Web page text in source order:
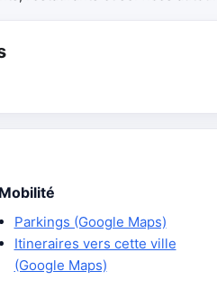
Mobilité
Parkings (Google Maps)
Itineraires vers cette ville
(Google Maps)